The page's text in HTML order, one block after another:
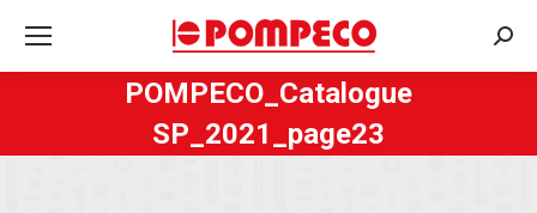
:
POMPECO_Catalogue
SP_2021_page23